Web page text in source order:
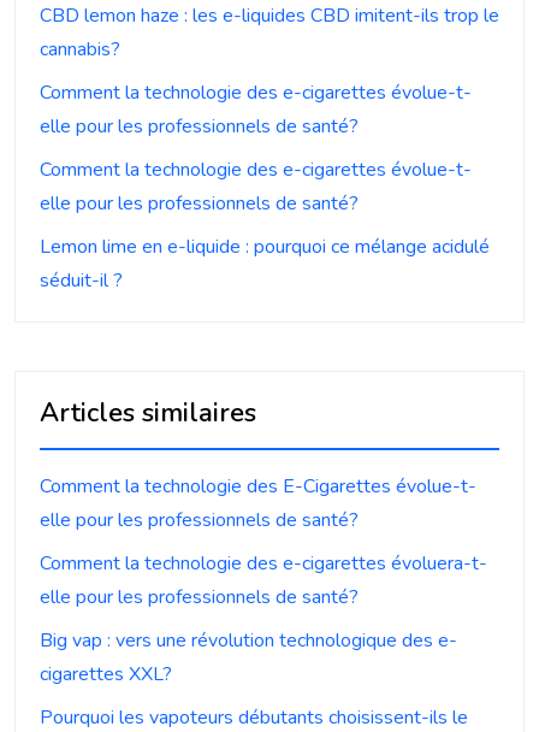
CBD lemon haze : les e-liquides CBD imitent-ils trop le
cannabis?
Comment la technologie des e-cigarettes évolue-t-
elle pour les professionnels de santé?
Comment la technologie des e-cigarettes évolue-t-
elle pour les professionnels de santé?
Lemon lime en e-liquide : pourquoi ce mélange acidulé
séduit-il ?
Articles similaires
Comment la technologie des E-Cigarettes évolue-t-
elle pour les professionnels de santé?
Comment la technologie des e-cigarettes évoluera-t-
elle pour les professionnels de santé?
Big vap : vers une révolution technologique des e-
cigarettes XXL?
Pourquoi les vapoteurs débutants choisissent-ils le